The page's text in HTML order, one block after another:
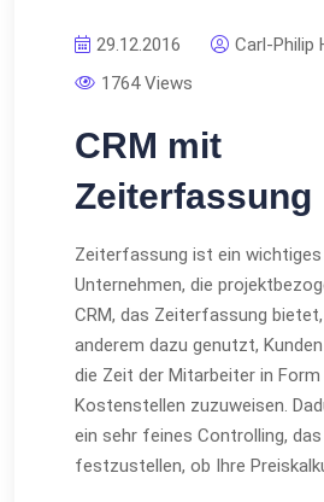
29.12.2016
Carl-Philip
1764 Views
CRM mit
Zeiterfassung
Zeiterfassung ist ein
Unternehmen, die
CRM, das Zeiterfassung
anderem dazu genutzt,
die Zeit der Mitarbeiter in Form
Kostenstellen zuzuweisen.
ein sehr feines Controlling,
festzustellen, ob Ihre